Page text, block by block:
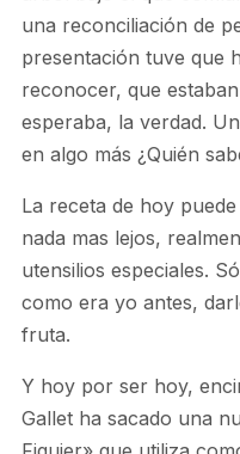
una reconciliación de
presentación tuve que
reconocer, que
esperaba, la verdad.
en algo más ¿Quién
La receta de hoy
nada mas lejos,
utensilios especiales.
como era yo antes,
fruta.
Y hoy por ser hoy,
Gallet ha sacado una